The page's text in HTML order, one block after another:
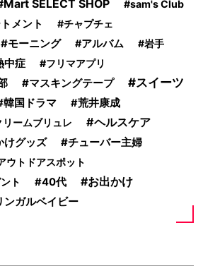
Mart SELECT SHOP
sam's Club
メント
チャプチェ
モーニング アルバム 岩手
中症 フリマアプリ
マスキングテープ スイーツ
韓国ドラマ 荒井康成
リームブリュレ ヘルスケア
けグッズ チューバー主婦
ウトドアスポット
ト
40代 お出かけ
ンガルベイビー